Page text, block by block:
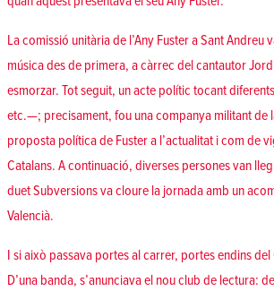
La comissió unitària de l’Any Fuster a Sant
música des de primera, a càrrec delcantautor
esmorzar. Tot seguit, un acte polític tocant
etc.—; precisament, fou una companya militant de
proposta política de Fuster a l’actualitat i com de
Catalans. A continuació, diverses persones van
duet Subversions va cloure la jornada amb un
Valencià.
I si això passava portes al carrer, portes endins
D’una banda, s’anunciava el nou club de lectura: